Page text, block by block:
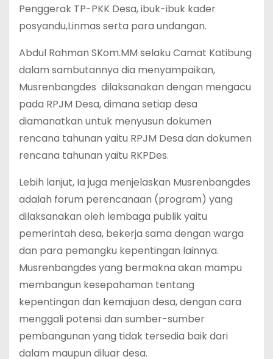
Penggerak TP-PKK Desa, ibuk-ibuk kader
posyandu,Linmas serta para undangan.
Abdul Rahman SKom.MM selaku Camat Katibung
dalam sambutannya dia menyampaikan,
Musrenbangdes dilaksanakan dengan mengacu
pada RPJM Desa, dimana setiap desa
diamanatkan untuk menyusun dokumen
rencana tahunan yaitu RPJM Desa dan dokumen
rencana tahunan yaitu RKPDes.
Lebih lanjut, Ia juga menjelaskan Musrenbangdes
adalah forum perencanaan (program) yang
dilaksanakan oleh lembaga publik yaitu
pemerintah desa, bekerja sama dengan warga
dan para pemangku kepentingan lainnya.
Musrenbangdes yang bermakna akan mampu
membangun kesepahaman tentang
kepentingan dan kemajuan desa, dengan cara
menggali potensi dan sumber-sumber
pembangunan yang tidak tersedia baik dari
dalam maupun diluar desa.